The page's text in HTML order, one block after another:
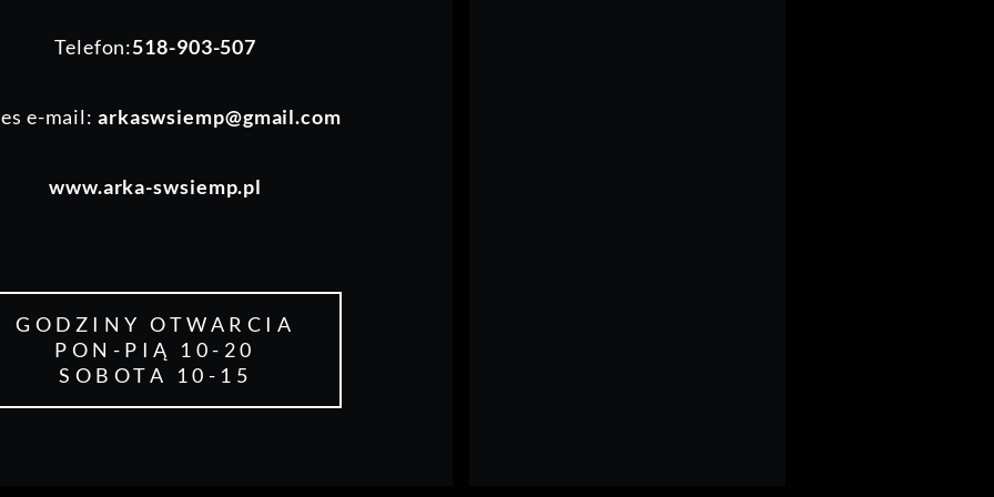
Telefon:518-903-507
e-mail: arkaswsiemp@gmail.com
www.arka-swsiemp.pl
GODZINY OTWARCIA
PON-PIĄ 10-20
SOBOTA 10-15